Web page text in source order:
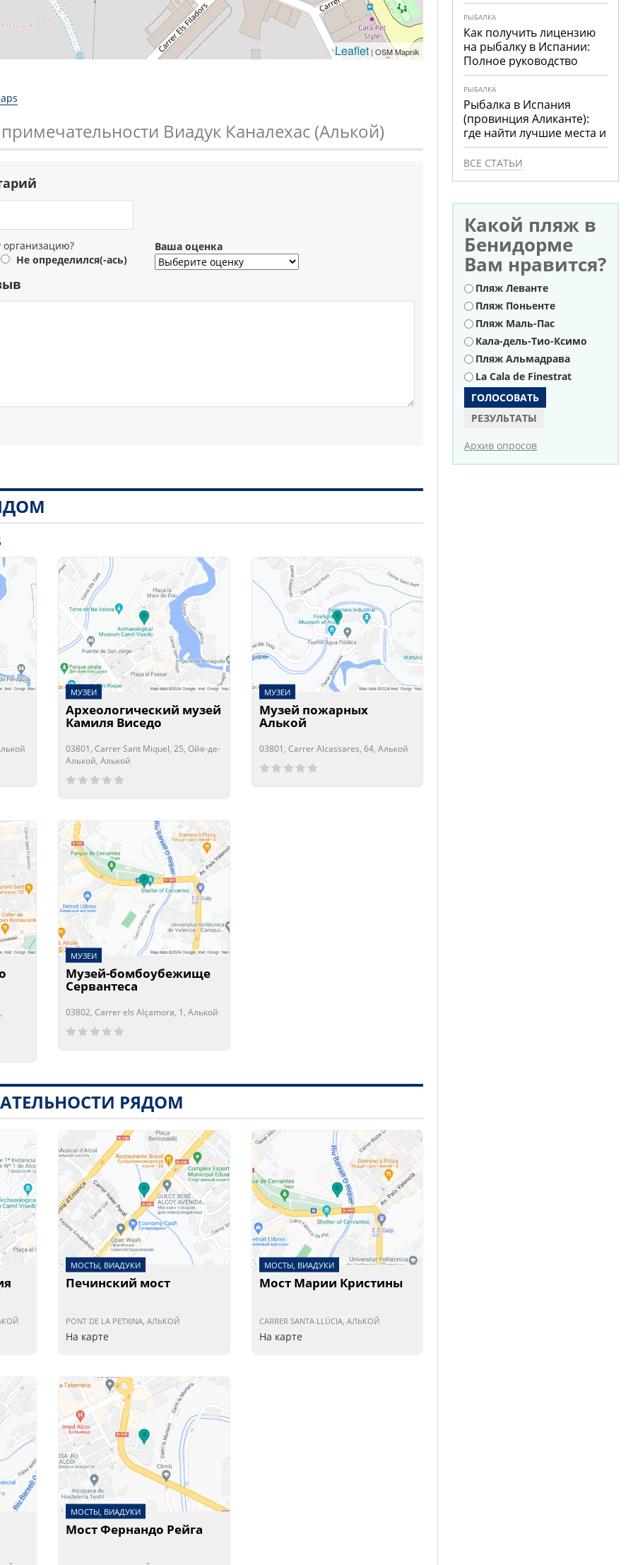
Leaflet | OSM Mapnik
Виадук Каналехас (Алькой)
Не определился(-ась)
Ваша оценка
МУЗЕИ
Археологический музей
Камиля Виседо
03801, Carrer Sant Miquel, 25, Ойя-де-
Алькой, Алькой
Сейчас открыто!
Сейчас закрыто!
МУЗЕИ
Музей пожарных
Алькой
03801, Carrer Alcassares, 64, Алькой
Сейчас открыто!
Сейчас закрыто!
МУЗЕИ
Музей-бомбоубежище
Сервантеса
03802, Carrer els Alçamora, 1, Алькой
Сейчас открыто!
Сейчас закрыто!
РЯДОМ
МОСТЫ, ВИАДУКИ
Печинский мост
PONT DE LA PETXINA, АЛЬКОЙ
На карте
МОСТЫ, ВИАДУКИ
Мост Марии Кристины
CARRER SANTA LLÚCIA, АЛЬКОЙ
На карте
МОСТЫ, ВИАДУКИ
Мост Фернандо Рейга
РЫБАЛКА
Как получить лицензию
на рыбалку в Испании:
Полное руководство
РЫБАЛКА
Рыбалка в Испания
(провинция Аликанте):
где найти лучшие места и
что ловить
ВСЕ СТАТЬИ
Какой пляж в
Бенидорме
Вам нравится?
Варианты
Пляж Леванте
Пляж Поньенте
Пляж Маль-Пас
Кала-дель-Тио-Ксимо
Пляж Альмадрава
La Cala de Finestrat
РЕЗУЛЬТАТЫ
Архив опросов